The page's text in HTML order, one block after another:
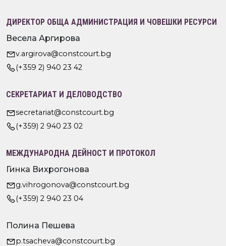
ДИРЕКТОР ОБЩА АДМИНИСТРАЦИЯ И ЧОВЕШКИ РЕСУРСИ
Весела Аргирова
v.argirova@constcourt.bg
(+359 2) 940 23 42
СЕКРЕТАРИАТ И ДЕЛОВОДСТВО
secretariat@constcourt.bg
(+359) 2 940 23 02
МЕЖДУНАРОДНА ДЕЙНОСТ И ПРОТОКОЛ
Гинка Вихрогонова
g.vihrogonova@constcourt.bg
(+359) 2 940 23 04
Полина Пешева
p.tsacheva@constcourt.bg